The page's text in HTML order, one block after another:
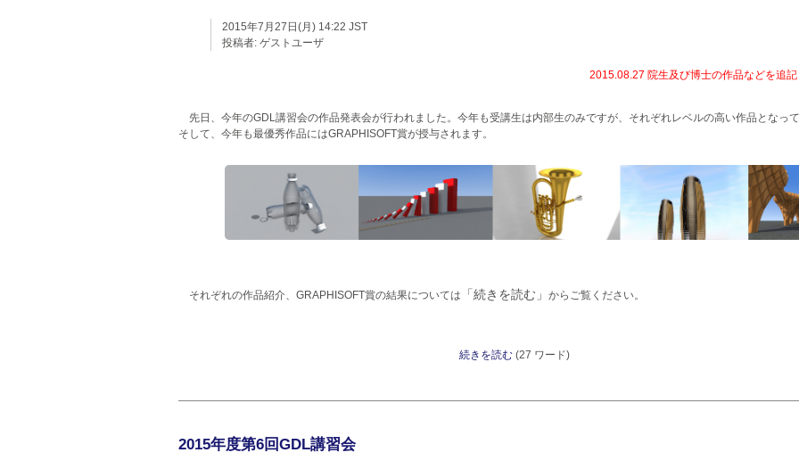
2015年7月27日(月) 14:22 JST
投稿者: ゲストユーザ
2015.08.27 院生及び博士の作品などを追
先日、今年のGDL講習会の作品発表会が行われました。今年も受講生は内部生のみですが、それぞれレベルの高い作品となっ
そして、今年も最優秀作品にはGRAPHISOFT賞が授与されます。
それぞれの作品紹介、GRAPHISOFT賞の結果については 「続きを読む」 からご覧ください。
続きを読む (27 ワード)
2015年度第6回GDL講習会